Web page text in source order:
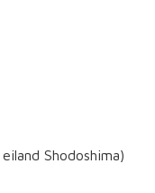
Shodoshima)